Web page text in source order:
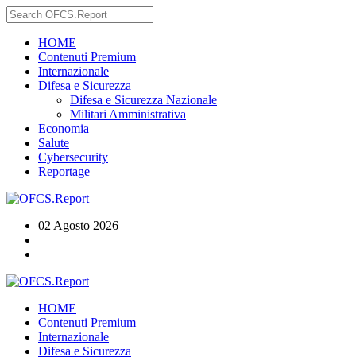
HOME
Contenuti Premium
Internazionale
Difesa e Sicurezza
Difesa e Sicurezza Nazionale
Militari Amministrativa
Economia
Salute
Cybersecurity
Reportage
02 Agosto 2026
HOME
Contenuti Premium
Internazionale
Difesa e Sicurezza